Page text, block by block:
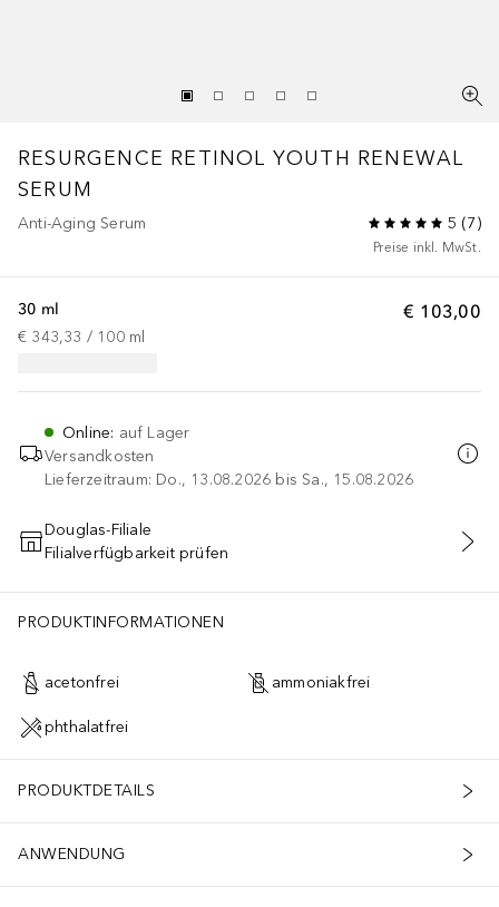
RESURGENCE RETINOL YOUTH RENEWAL
SERUM
Anti-Aging Serum 5 (7)
Preise inkl. MwSt.
€ 103,00
30 ml
€ 343,33 / 100 ml
Online: auf Lager
Versandkosten
Lieferzeitraum: Do., 13.08.2026 bis Sa., 15.08.2026
IN DEN WARENKORB
Douglas-Filiale
Filialverfügbarkeit prüfen
PRODUKTINFORMATIONEN
acetonfrei ammoniakfrei
phthalatfrei
PRODUKTDETAILS
ANWENDUNG